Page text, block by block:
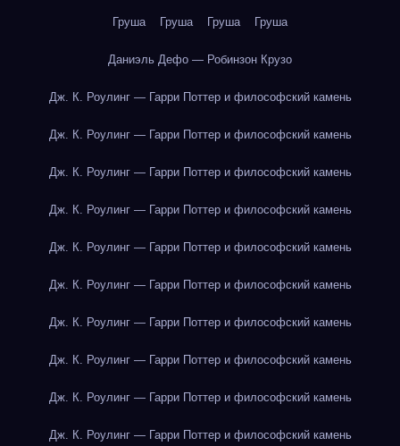
Груша Груша Груша Груша
Даниэль Дефо — Робинзон Крузо
Дж. К. Роулинг — Гарри Поттер и философский камень
Дж. К. Роулинг — Гарри Поттер и философский камень
Дж. К. Роулинг — Гарри Поттер и философский камень
Дж. К. Роулинг — Гарри Поттер и философский камень
Дж. К. Роулинг — Гарри Поттер и философский камень
Дж. К. Роулинг — Гарри Поттер и философский камень
Дж. К. Роулинг — Гарри Поттер и философский камень
Дж. К. Роулинг — Гарри Поттер и философский камень
Дж. К. Роулинг — Гарри Поттер и философский камень
Дж. К. Роулинг — Гарри Поттер и философский камень